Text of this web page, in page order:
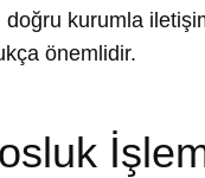
doğru kurumla
önemlidir.